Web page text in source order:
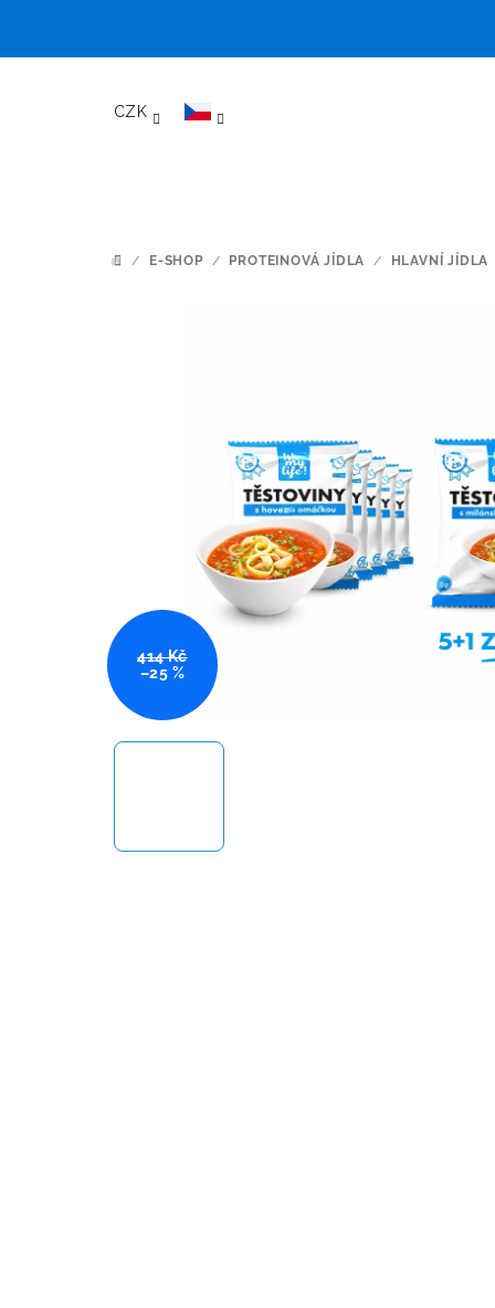
CZK
DOMŮ
/ E-SHOP / PROTEINOVÁ JÍDLA / HLAVNÍ JÍDLA
414 Kč
–25 %